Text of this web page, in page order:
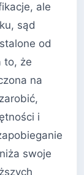
ale
sąd
od
to, że
na
i
swoje